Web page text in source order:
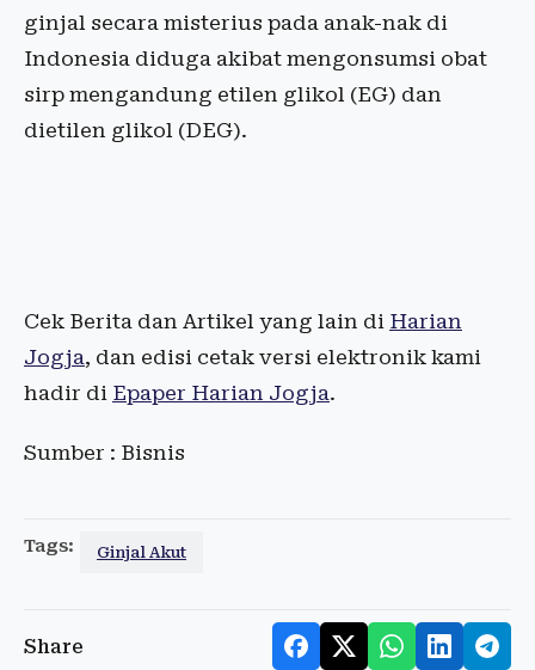
ginjal secara misterius pada anak-nak di
Indonesia diduga akibat mengonsumsi obat
sirp mengandung etilen glikol (EG) dan
dietilen glikol (DEG).
Cek Berita dan Artikel yang lain di Harian
Jogja, dan edisi cetak versi elektronik kami
hadir di Epaper Harian Jogja.
Sumber : Bisnis
Tags: Ginjal Akut
Share